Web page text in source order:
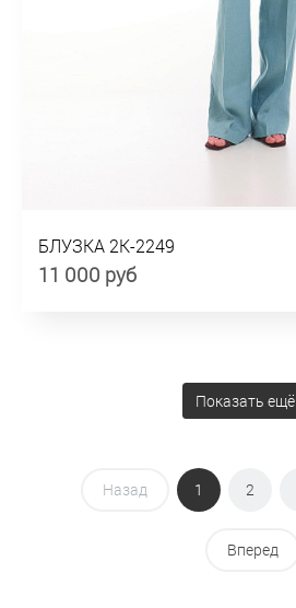
БЛУЗКА 2К-2249
11 000 руб
Показать ещё
Назад 1 2
Вперед